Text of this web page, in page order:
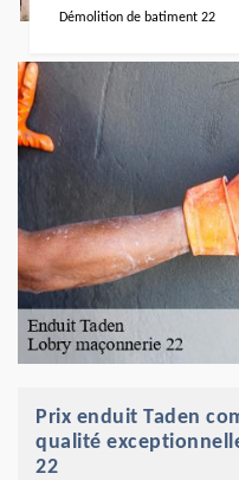
Démolition de batiment 22
Prix enduit Taden
qualité
22